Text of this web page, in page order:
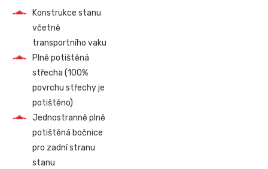
Konstrukce stanu
včetně
transportního vaku
Plně potištěná
střecha (100%
povrchu střechy je
potištěno)
Jednostranně plně
potištěná bočnice
pro zadní stranu
stanu